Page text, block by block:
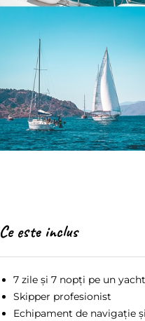
Ce este inclus
7 zile și 7 nopți pe un
Skipper profesionist
Echipament de navigație